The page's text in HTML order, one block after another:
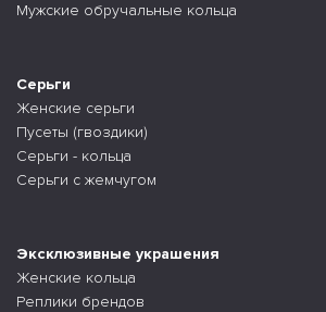
Мужские обручальные кольца
Серьги
Женские серьги
Пусеты (гвоздики)
Серьги - кольца
Серьги с жемчугом
Эксклюзивные украшения
Женские кольца
Реплики брендов